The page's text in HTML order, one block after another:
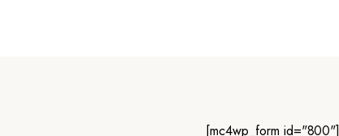
[mc4wp_form id="800"]